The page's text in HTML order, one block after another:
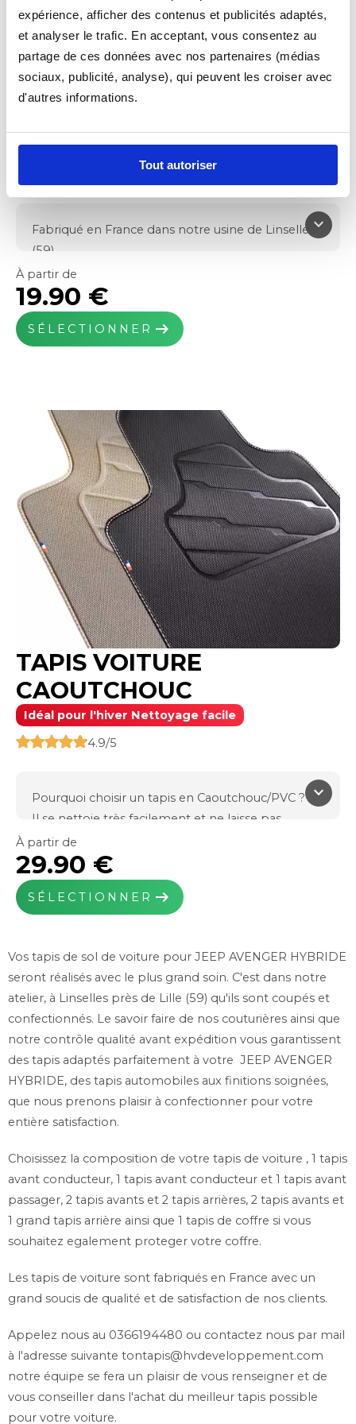
expérience, afficher des contenus et publicités adaptés,
et analyser le trafic. En acceptant, vous consentez au
partage de ces données avec nos partenaires (médias
sociaux, publicité, analyse), qui peuvent les croiser avec
d'autres informations.
Tout autoriser
TAPIS VOITURE
Fonctionnel
keyboard_arrow_down
Fabriqué en France dans notre usine de Linselles
(59)
Protège le plancher de votre véhicule
Moquette aiguilletée
650g/m² de fibre PP
Poids total : 1900g/m²
Broderies possibles pour personnaliser votre
tapis
À partir de
19.90 €
SÉLECTIONNER arrow_right_alt
TAPIS VOITURE
CAOUTCHOUC
Idéal pour l'hiver Nettoyage facile
4.9/5
keyboard_arrow_down
Pourquoi choisir un tapis en Caoutchouc/PVC ?
Il se nettoie très facilement et ne laisse pas
l'humidité pénétrer sur votre moquette d'origine.
Il est indispensable l'hiver en cas d'intempéries et
de fortes pluies.
Fabriqué en France dans notre usine de Linselles
Caoutchouc thermo Plastic TPR
Poids total : 1900g/m²
Épaisseur : 7mm
Noir, Beige
Système de fixations inclus si prévus à l'origine
Grand choix de coloris pour la ganse de pourtour.
À partir de
29.90 €
SÉLECTIONNER arrow_right_alt
Vos tapis de sol de voiture pour JEEP AVENGER HYBRIDE
seront réalisés avec le plus grand soin. C'est dans notre
atelier, à Linselles près de Lille (59) qu'ils sont coupés et
confectionnés. Le savoir faire de nos couturières ainsi que
notre contrôle qualité avant expédition vous garantissent
des tapis adaptés parfaitement à votre JEEP AVENGER
HYBRIDE, des tapis automobiles aux finitions soignées,
que nous prenons plaisir à confectionner pour votre
entière satisfaction.
Choisissez la composition de votre tapis de voiture , 1 tapis
avant conducteur, 1 tapis avant conducteur et 1 tapis avant
passager, 2 tapis avants et 2 tapis arrières, 2 tapis avants et
1 grand tapis arrière ainsi que 1 tapis de coffre si vous
souhaitez egalement proteger votre coffre.
Les tapis de voiture sont fabriqués en France avec un
grand soucis de qualité et de satisfaction de nos clients.
Appelez nous au 0366194480 ou contactez nous par mail
à l'adresse suivante tontapis@hvdeveloppement.com
notre équipe se fera un plaisir de vous renseigner et de
vous conseiller dans l'achat du meilleur tapis possible
pour votre voiture.